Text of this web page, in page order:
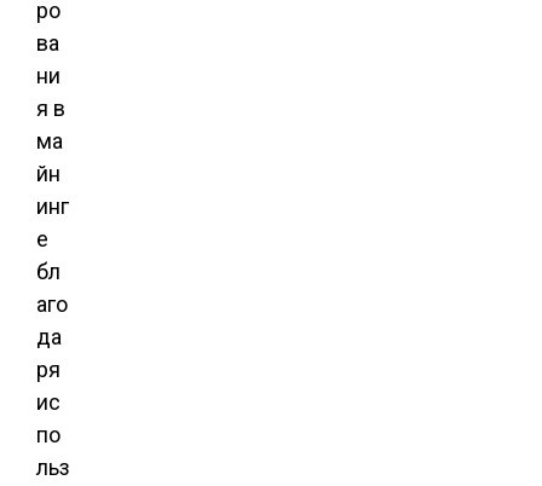
ро
ва
ни
я в
ма
йн
инг
е
бл
аго
да
ря
ис
по
льз